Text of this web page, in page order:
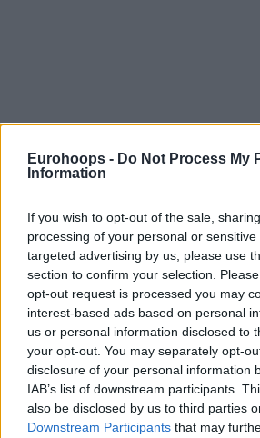
Eurohoops - Do Not Process My
Information
If you wish to opt-out of the sale,
processing of your personal or
targeted advertising by us, please use
section to confirm your selection.
opt-out request is processed you may
interest-based ads based on personal
us or personal information disclosed to
your opt-out. You may separately opt-
disclosure of your personal information
IAB’s list of downstream participants.
also be disclosed by us to third parties
Downstream Participants that may
preparándose para defender el
Airlines EuroLeague en la próxima
Efesy su entrenador Ergin Ataman
varios contratiempos en forma de
El francés Rodrigue Beaubois y el
han sido descartados de la serie al
Pinar Karsiyaka. El primer partido de
final se llevará a cabo el miércoles.
Beaubois, de 34 años, jugó por última